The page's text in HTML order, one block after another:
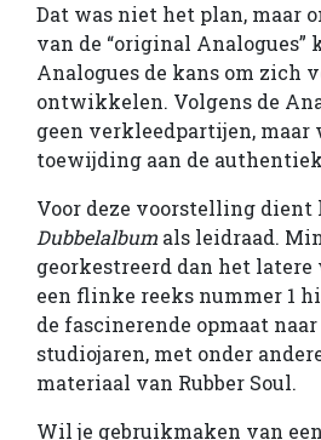
Dat was niet het plan, maar
van de “original Analogues”
Analogues de kans om zich
ontwikkelen. Volgens de
geen verkleedpartijen, maar
toewijding aan de
Voor deze voorstelling dient
Dubbelalbum als leidraad.
georkestreerd dan het latere
een flinke reeks nummer 1
de fascinerende opmaat
studiojaren, met onder
materiaal van Rubber Soul.
Wil je gebruikmaken van